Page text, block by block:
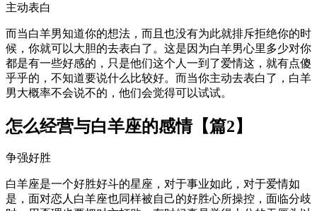
主动表白
而当白羊男知道你的想法，而且也没有为此就排斥拒绝你的时
候，你就可以大胆的去表白了。这是因为白羊男心里多少对你
都是有一些好感的，只是他们这个人一到了爱情这，就有点傻
乎乎的，不知道要说什么比较好。而当你主动去表白了，白羊
男大概率不会说不的，他们会觉得可以试试。
怎么经营与白羊座的感情【篇2】
争强好胜
白羊座是一个好胜好斗的星座，对于事业如此，对于爱情如
是，面对恋人白羊座也同样被自己的好胜心所操控，面临分歧